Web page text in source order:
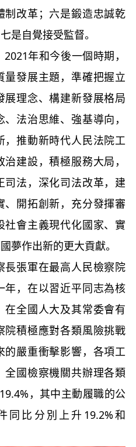
制改革；六是鍛造忠誠乾
是自覺接受監督。
年和今後一個時期，
量發展主題，準確把握立
展理念、構建新發展格局
法治思維、強基導向，
，推動新時代人民法院工
建設，積極服務大局，
司法，深化司法改革，建
、開拓創新，充分發揮審
社會主義現代化國家、實
夢作出新的更大貢獻。
張軍在最高人民檢察院
年，在以習近平同志為核
在全國人大及其常委會有
院積極應對各類風險挑戰
嚴重衝擊影響，各項工
全國檢察機關共辦理各類
，其中主動履職的公
同比分別上升19.2%和